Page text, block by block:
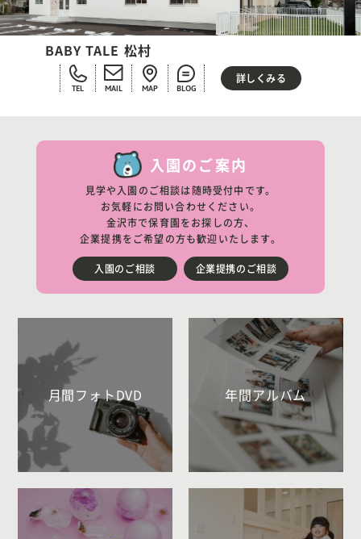
BABY TALE 松村
TEL MAIL MAP BLOG
詳しくみる
入園のご案内
見学や入園のご相談は随時受付中です。
お気軽にお問い合わせください。
金沢市で保育園をお探しの方、
企業提携をご希望の方も歓迎いたします。
入園のご相談 企業提携のご相談
月間フォトDVD 年間アルバム